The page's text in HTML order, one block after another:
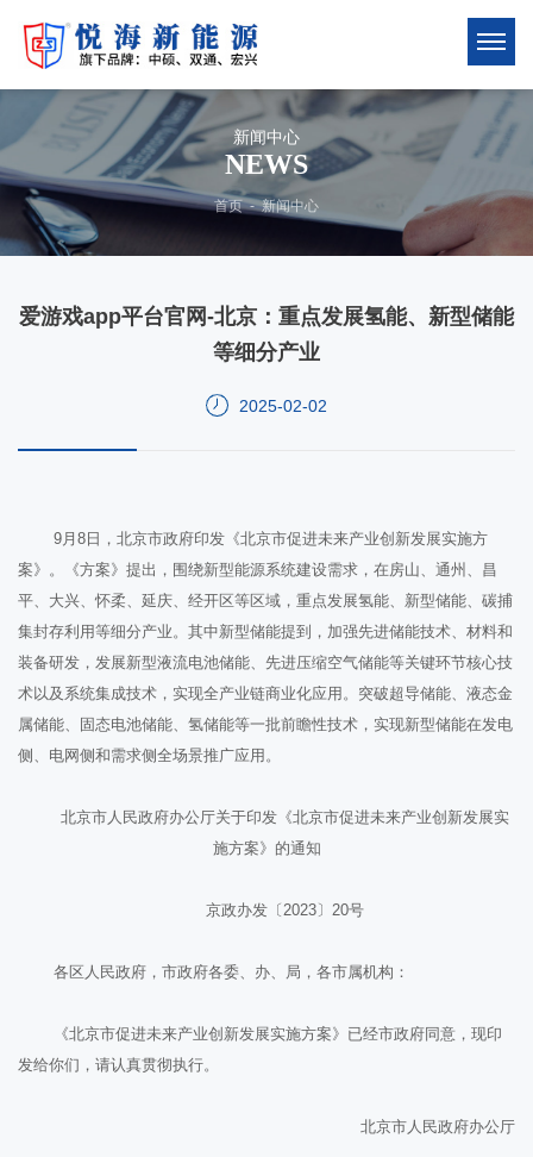
新闻中心
NEWS
首页 - 新闻中心
爱游戏app平台官网-北京：重点发展氢能、新型储能
等细分产业
2025-02-02
9月8日，北京市政府印发《北京市促进未来产业创新发展实施方
案》。《方案》提出，围绕新型能源系统建设需求，在房山、通州、昌
平、大兴、怀柔、延庆、经开区等区域，重点发展氢能、新型储能、碳捕
集封存利用等细分产业。其中新型储能提到，加强先进储能技术、材料和
装备研发，发展新型液流电池储能、先进压缩空气储能等关键环节核心技
术以及系统集成技术，实现全产业链商业化应用。突破超导储能、液态金
属储能、固态电池储能、氢储能等一批前瞻性技术，实现新型储能在发电
侧、电网侧和需求侧全场景推广应用。
北京市人民政府办公厅关于印发《北京市促进未来产业创新发展实
施方案》的通知
京政办发〔2023〕20号
各区人民政府，市政府各委、办、局，各市属机构：
《北京市促进未来产业创新发展实施方案》已经市政府同意，现印
发给你们，请认真贯彻执行。
北京市人民政府办公厅